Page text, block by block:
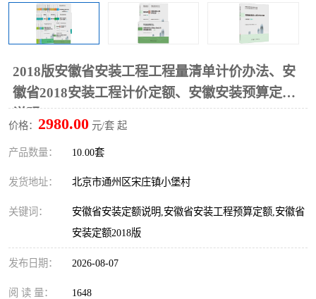
2018版安徽省安装工程工程量清单计价办法、安
徽省2018安装工程计价定额、安徽安装预算定额
价格： 2980.00 元/套 起
产品数量： 10.00套
发货地址： 北京市通州区宋庄镇小堡村
关键词：
安徽省安装定额说明,安徽省安装工程预算定额,安徽省
安装定额2018版
发布日期： 2026-08-07
阅 读 量： 1648
山东省工程预算定额
电网技改,拆除,检修定额 炼油化工计价依据定额
信息通信建设工程预算定
额
火力发电机组检修定额
湖北建设工程消耗量定额
冶金工业建设工程预算定
额
电子工程概预算定额